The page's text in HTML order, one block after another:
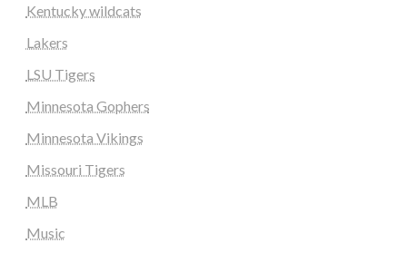
Kentucky wildcats
Lakers
LSU Tigers
Minnesota Gophers
Minnesota Vikings
Missouri Tigers
MLB
Music